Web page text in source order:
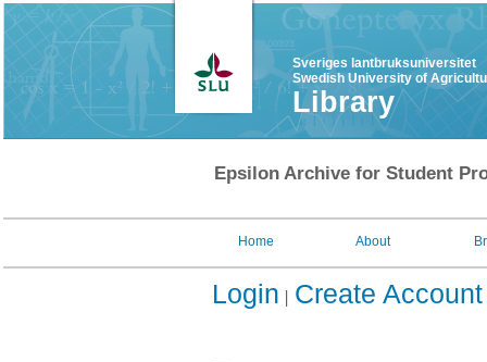
Sveriges lantbruksuniversitet
Swedish University of
Library
Epsilon Archive for Student
Home About
Login Create Account